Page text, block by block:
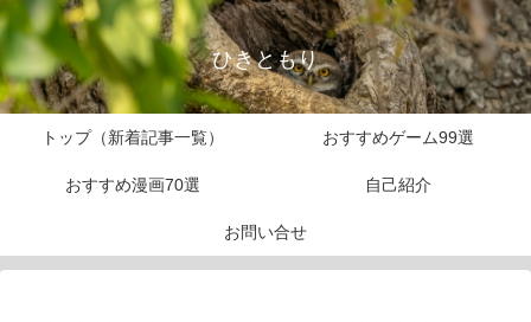
ひきともり
トップ（新着記事一覧） おすすめゲーム99選
おすすめ漫画70選 自己紹介
お問い合せ